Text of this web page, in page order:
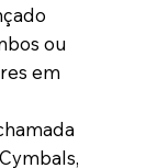
ou
em